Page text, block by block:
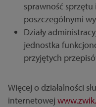
sprawność sprzętu
poszczególnymi
Działy
jednostka
przyjętych
Więcej o działalności
internetowej